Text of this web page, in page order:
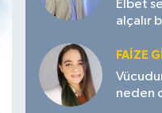
Elbet
alçalır
FAIZE
neden